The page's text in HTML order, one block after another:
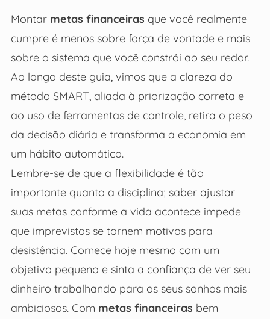
Montar metas financeiras que você realmente
cumpre é menos sobre força de vontade e mais
sobre o sistema que você constrói ao seu redor.
Ao longo deste guia, vimos que a clareza do
método SMART, aliada à priorização correta e
ao uso de ferramentas de controle, retira o peso
da decisão diária e transforma a economia em
um hábito automático.
Lembre-se de que a flexibilidade é tão
importante quanto a disciplina; saber ajustar
suas metas conforme a vida acontece impede
que imprevistos se tornem motivos para
desistência. Comece hoje mesmo com um
objetivo pequeno e sinta a confiança de ver seu
dinheiro trabalhando para os seus sonhos mais
ambiciosos. Com metas financeiras bem